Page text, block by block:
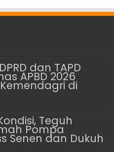
dan TAPD
APBD 2026
di
Teguh
Pompa
Senen dan Dukuh